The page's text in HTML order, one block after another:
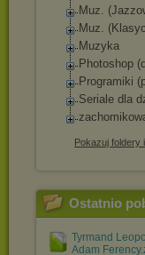
Muz.
Muz.
Muzyka
Photoshop
Programiki
Seriale dla
Pokazuj foldery
Ostatnio
Tyrmand
Adam